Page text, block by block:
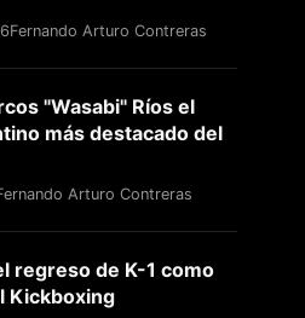
Fernando Arturo Contreras
"Wasabi" Ríos el
más destacado del
Arturo Contreras
regreso de K-1 como
Kickboxing